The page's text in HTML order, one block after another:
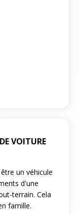
VOITURE
un véhicule
d'une
terrain. Cela
famille.